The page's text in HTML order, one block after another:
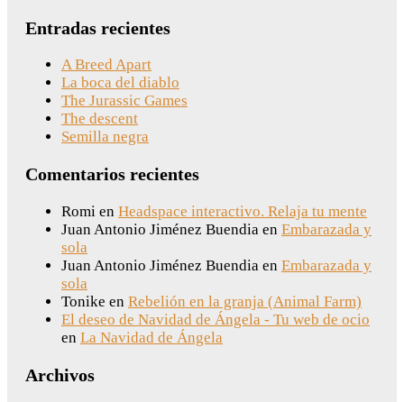
Entradas recientes
A Breed Apart
La boca del diablo
The Jurassic Games
The descent
Semilla negra
Comentarios recientes
Romi en Headspace interactivo. Relaja tu mente
Juan Antonio Jiménez Buendia en Embarazada y
sola
Juan Antonio Jiménez Buendia en Embarazada y
sola
Tonike en Rebelión en la granja (Animal Farm)
El deseo de Navidad de Ángela - Tu web de ocio
en La Navidad de Ángela
Archivos